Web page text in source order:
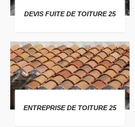
DEVIS FUITE DE TOITURE 25
ENTREPRISE DE TOITURE 25